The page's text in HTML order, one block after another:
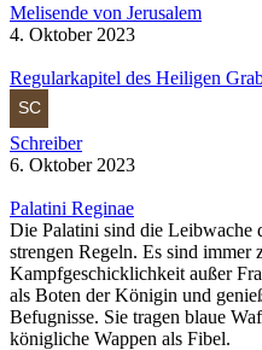
Melisende von Jerusalem
4. Oktober 2023
Regularkapitel des Heiligen
Schreiber
6. Oktober 2023
Palatini Reginae
Die Palatini sind die Leibwache
strengen Regeln. Es sind
Kampfgeschicklichkeit außer
als Boten der Königin und
Befugnisse. Sie tragen blaue
königliche Wappen als Fibel.